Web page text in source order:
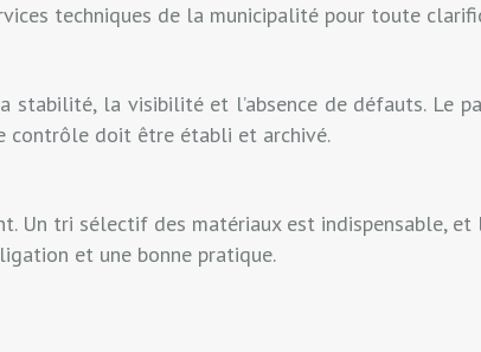
techniques de la municipalité pour toute
la visibilité et l’absence de défauts. Le
contrôle doit être établi et archivé.
Un tri sélectif des matériaux est indispensable,
et une bonne pratique.